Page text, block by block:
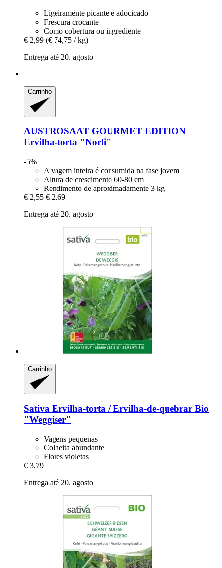
Ligeiramente picante e adocicado
Frescura crocante
Como cobertura ou ingrediente
€ 2,99 (€ 74,75 / kg)
Entrega até 20. agosto
Carrinho
AUSTROSAAT GOURMET EDITION
Ervilha-​torta "Norli"
-5%
A vagem inteira é consumida na fase jovem
Altura de crescimento 60-80 cm
Rendimento de aproximadamente 3 kg
€ 2,55 € 2,69
Entrega até 20. agosto
Carrinho
Sativa Ervilha-​torta / Ervilha-​de-​quebrar Bio
"Weggiser"
Vagens pequenas
Colheita abundante
Flores violetas
€ 3,79
Entrega até 20. agosto